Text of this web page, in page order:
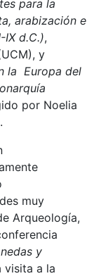
para la
arabización e
IX d.C.),
y
la Europa del
por Noelia
muy
Arqueología,
y
visita a la